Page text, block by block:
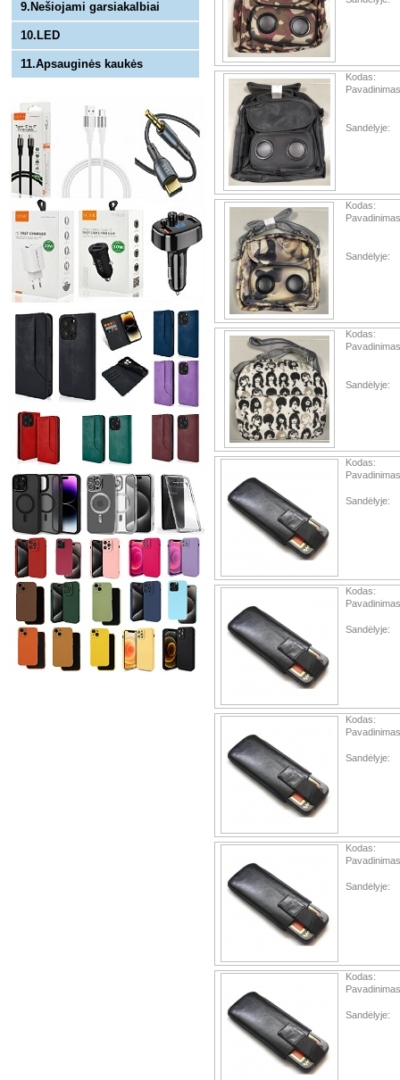
9.Nešiojami garsiakalbiai
10.LED
11.Apsauginės kaukės
Kodas:
Sandėlyje:
Kodas:
Sandėlyje:
Kodas:
Sandėlyje:
Kodas:
Sandėlyje:
Kodas:
Sandėlyje:
Kodas:
Sandėlyje:
Kodas:
Sandėlyje:
Kodas:
Sandėlyje: